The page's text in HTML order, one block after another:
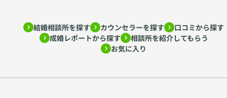
結婚相談所を探す カウンセラーを探す
口コミから探す
成婚レポートから探す
相談所を紹介してもらう
お気に入り